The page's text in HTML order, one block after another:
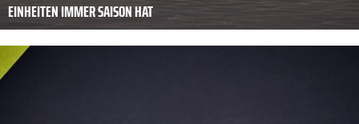
EINHEITEN IMMER SAISON HAT